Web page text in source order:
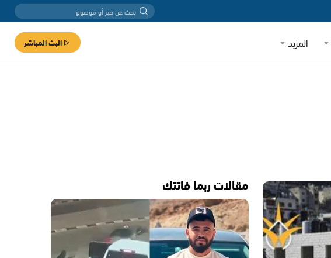
المزيد البث المباشر
مقالات ربما فاتتك